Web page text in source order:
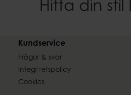
Hitta din stil
Kundservice
Frågor & svar
Integritetspolicy
Cookies